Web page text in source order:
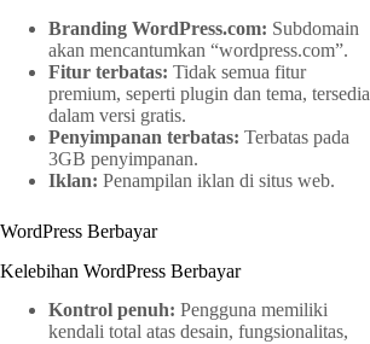
Branding WordPress.com: Subdomain
akan mencantumkan “wordpress.com”.
Fitur terbatas: Tidak semua fitur
premium, seperti plugin dan tema, tersedia
dalam versi gratis.
Penyimpanan terbatas: Terbatas pada
3GB penyimpanan.
Iklan: Penampilan iklan di situs web.
WordPress Berbayar
Kelebihan WordPress Berbayar
Kontrol penuh: Pengguna memiliki
kendali total atas desain, fungsionalitas,